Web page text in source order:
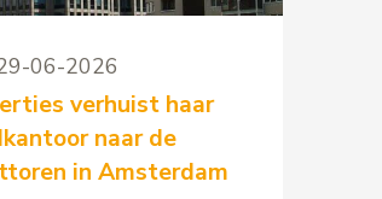
06-2026
verhuist haar
naar de
in Amsterdam